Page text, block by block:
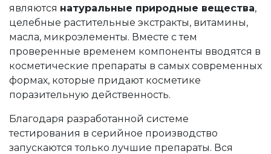
являются натуральные природные вещества,
целебные растительные экстракты, витамины,
масла, микроэлементы. Вместе с тем
проверенные временем компоненты вводятся в
косметические препараты в самых современных
формах, которые придают косметике
поразительную действенность.
Благодаря разработанной системе
тестирования в серийное производство
запускаются только лучшие препараты. Вся